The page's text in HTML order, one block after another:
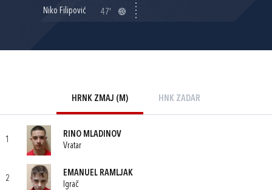
Niko Filipović
47'
HRNK ZMAJ (M) HNK ZADAR
1
RINO MLADINOV
Vratar
2
EMANUEL RAMLJAK
Igrač